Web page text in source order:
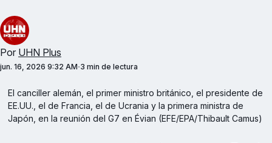
Por UHN Plus
jun. 16, 2026 9:32 AM 3 min de lectura
El canciller alemán, el primer ministro británico, el presidente de
EE.UU., el de Francia, el de Ucrania y la primera ministra de
Japón, en la reunión del G7 en Évian (EFE/EPA/Thibault Camus)